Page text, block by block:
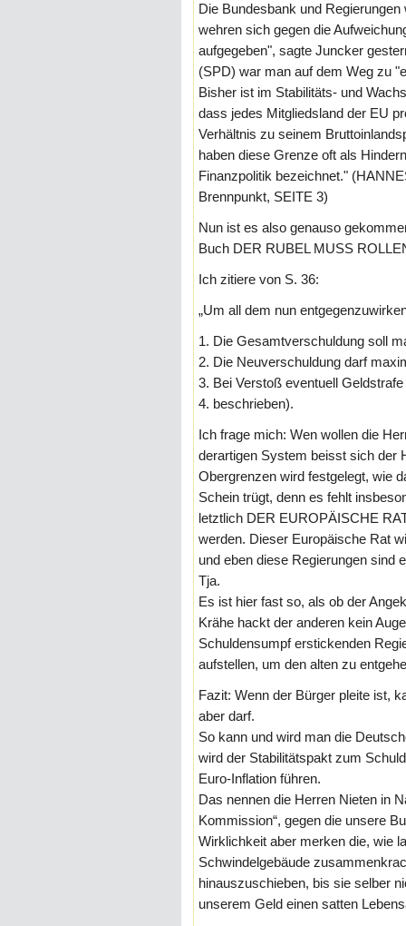
Die Bundesbank und
wehren sich gegen die
aufgegeben", sagte Juncker
(SPD) war man auf dem Weg zu
Bisher ist im Stabilitäts- und
dass jedes Mitgliedsland der EU
Verhältnis zu seinem
haben diese Grenze oft als
Finanzpolitik bezeichnet."
Brennpunkt, SEITE 3)
Nun ist es also genauso
Buch DER RUBEL MUSS
Ich zitiere von S. 36:
„Um all dem nun
1. Die Gesamtverschuldung soll
2. Die Neuverschuldung darf
3. Bei Verstoß eventuell
4. beschrieben).
Ich frage mich: Wen wollen die
derartigen System beisst sich der
Obergrenzen wird festgelegt, wie
Schein trügt, denn es fehlt
letztlich DER EUROPÄISCHE
werden. Dieser Europäische Rat
und eben diese Regierungen sind
Tja.
Es ist hier fast so, als ob der
Krähe hackt der anderen kein
Schuldensumpf erstickenden
aufstellen, um den alten zu
Fazit: Wenn der Bürger pleite ist,
aber darf.
So kann und wird man die
wird der Stabilitätspakt zum
Euro-Inflation führen.
Das nennen die Herren Nieten in
Kommission“, gegen die unsere
Wirklichkeit aber merken die, wie
Schwindelgebäude
hinauszuschieben, bis sie selber
unserem Geld einen satten